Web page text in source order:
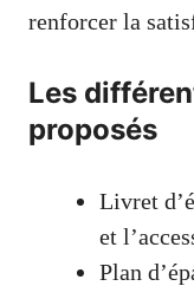
renforcer la
Les
proposés
Livret
et
Plan